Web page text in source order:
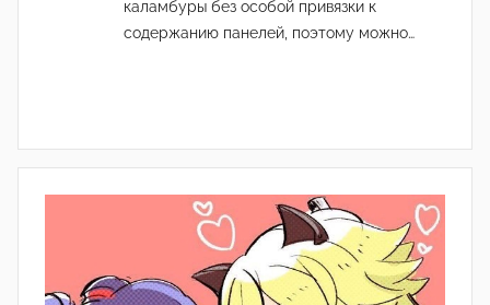
каламбуры без особой привязки к
содержанию панелей, поэтому можно…